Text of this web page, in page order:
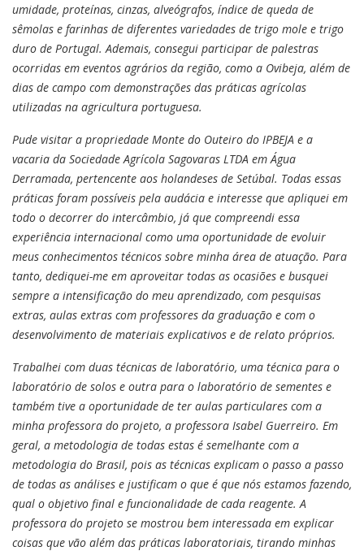
umidade, proteínas, cinzas, alveógrafos, índice de queda de
sêmolas e farinhas de diferentes variedades de trigo mole e trigo
duro de Portugal. Ademais, consegui participar de palestras
ocorridas em eventos agrários da região, como a Ovibeja, além de
dias de campo com demonstrações das práticas agrícolas
utilizadas na agricultura portuguesa.
Pude visitar a propriedade Monte do Outeiro do IPBEJA e a
vacaria da Sociedade Agrícola Sagovaras LTDA em Água
Derramada, pertencente aos holandeses de Setúbal. Todas essas
práticas foram possíveis pela audácia e interesse que apliquei em
todo o decorrer do intercâmbio, já que compreendi essa
experiência internacional como uma oportunidade de evoluir
meus conhecimentos técnicos sobre minha área de atuação. Para
tanto, dediquei-me em aproveitar todas as ocasiões e busquei
sempre a intensificação do meu aprendizado, com pesquisas
extras, aulas extras com professores da graduação e com o
desenvolvimento de materiais explicativos e de relato próprios.
Trabalhei com duas técnicas de laboratório, uma técnica para o
laboratório de solos e outra para o laboratório de sementes e
também tive a oportunidade de ter aulas particulares com a
minha professora do projeto, a professora Isabel Guerreiro. Em
geral, a metodologia de todas estas é semelhante com a
metodologia do Brasil, pois as técnicas explicam o passo a passo
de todas as análises e justificam o que é que nós estamos fazendo,
qual o objetivo final e funcionalidade de cada reagente. A
professora do projeto se mostrou bem interessada em explicar
coisas que vão além das práticas laboratoriais, tirando minhas